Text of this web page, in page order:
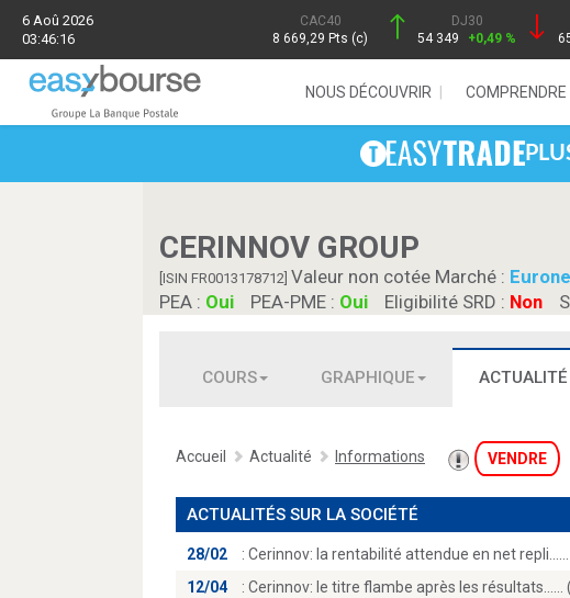
6 Aoû 2026
03:46:16
CAC40
8 669,29 Pts (c)
DJ30
54 349
+0,49 %
NOUS DÉCOUVRIR COMPRENDRE
CERINNOV GROUP
[ISIN FR0013178712] Valeur non cotée Marché :
PEA : Oui PEA-PME : Oui Eligibilité SRD : Non
COURS GRAPHIQUE ACTUALITÉ
Accueil Actualité Informations VENDRE
ACTUALITÉS SUR LA SOCIÉTÉ
28/02 : Cerinnov: la rentabilité attendue en net repli...…
12/04
: Cerinnov: le titre flambe après les résultats...…